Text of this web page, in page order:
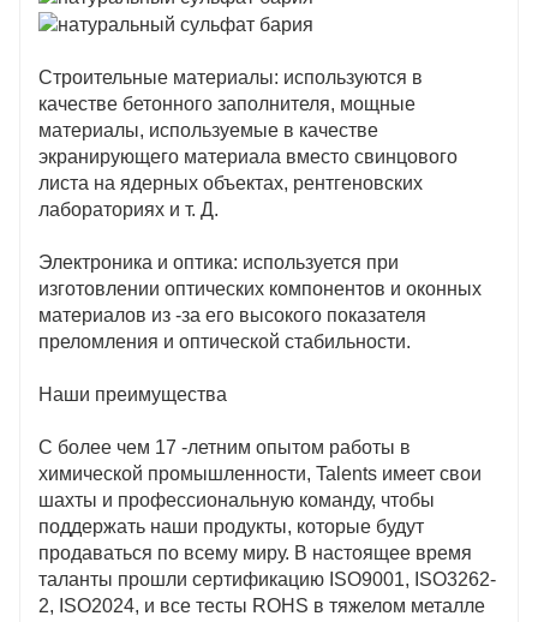
Строительные материалы: используются в
качестве бетонного заполнителя, мощные
материалы, используемые в качестве
экранирующего материала вместо свинцового
листа на ядерных объектах, рентгеновских
лабораториях и т. Д.
Электроника и оптика: используется при
изготовлении оптических компонентов и оконных
материалов из -за его высокого показателя
преломления и оптической стабильности.
Наши преимущества
С более чем 17 -летним опытом работы в
химической промышленности, Talents имеет свои
шахты и профессиональную команду, чтобы
поддержать наши продукты, которые будут
продаваться по всему миру. В настоящее время
таланты прошли сертификацию ISO9001, ISO3262-
2, ISO2024, и все тесты ROHS в тяжелом металле